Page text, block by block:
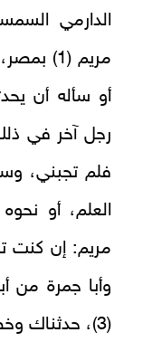
الدارمي
مريم (1)
أو سأله أن
رجل آخر في
فلم تجبني،
العلم، أو
وأبا جمرة من
(3)، حدثناك وخصصناك كما خصصنا هذا (4).